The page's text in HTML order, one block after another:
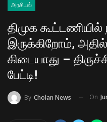
அரசியல்
திமுக
இருக்கிறோம்,
கிடையாது –
பேட்டி!
By Cholan News On